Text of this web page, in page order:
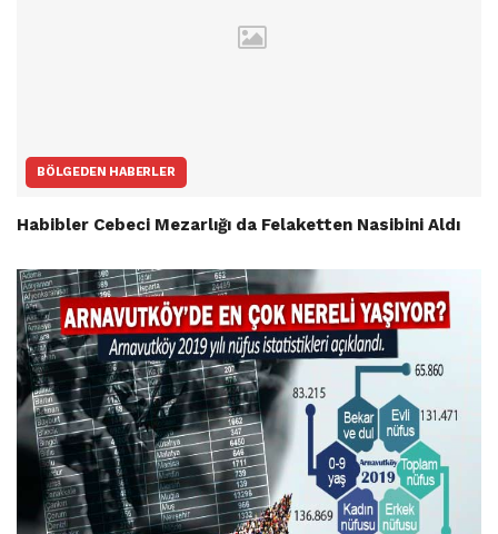
BÖLGEDEN HABERLER
Habibler Cebeci Mezarlığı da Felaketten Nasibini Aldı